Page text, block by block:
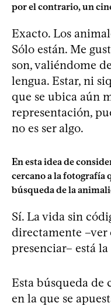
por el contrario, un
Exacto. Los
Sólo están. Me
son, valiéndome
lengua. Estar, ni
que se ubica aún
representación,
no es ser algo.
En esta idea de
cercano a la fotografía
búsqueda de la
Sí. La vida sin
directamente
presenciar– está
Esta búsqueda de
en la que se